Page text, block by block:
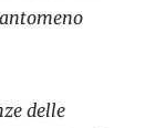
delle